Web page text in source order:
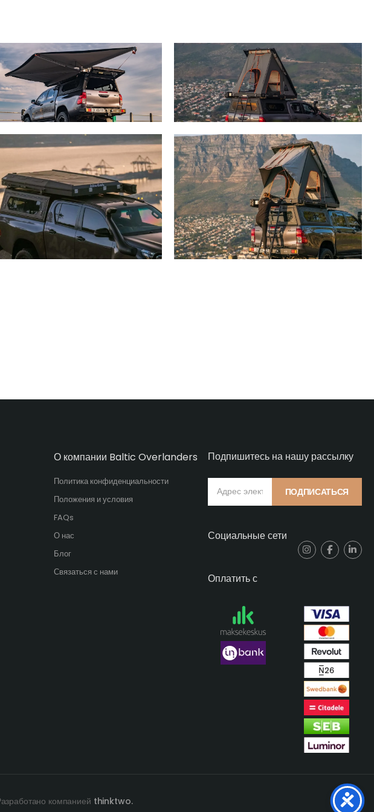
О компании Baltic Overlanders
Политика конфиденциальности
Положения и условия
FAQs
О нас
Блог
Связаться с нами
Подпишитесь на нашу рассылку
ПОДПИСАТЬСЯ
Социальные сети
Оплатить с
компанией thinktwo.